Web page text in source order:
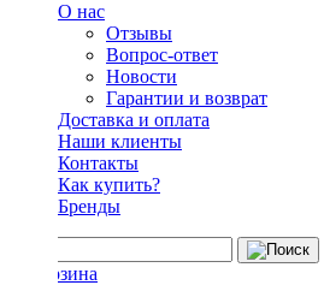
О нас
Отзывы
Вопрос-ответ
Новости
Гарантии и возврат
Доставка и оплата
Наши клиенты
Контакты
Как купить?
Бренды